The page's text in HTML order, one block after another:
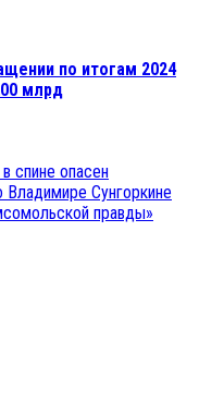
по итогам 2024
млрд
спине опасен
Владимире Сунгоркине
правды»